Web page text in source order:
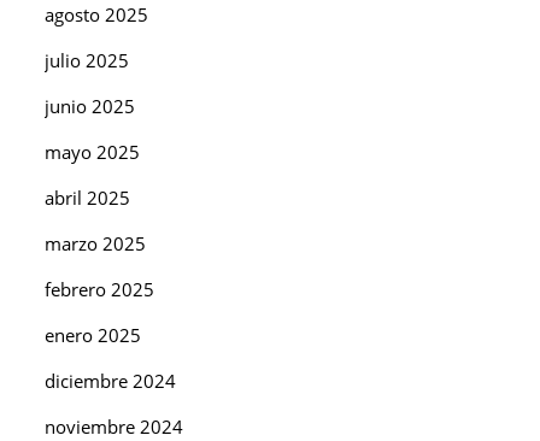
agosto 2025
julio 2025
junio 2025
mayo 2025
abril 2025
marzo 2025
febrero 2025
enero 2025
diciembre 2024
noviembre 2024